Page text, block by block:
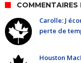
COMMENTAIRES
Carolle: J
perte de
Houston